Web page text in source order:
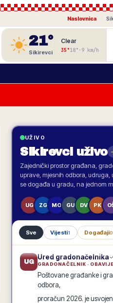
Naslovnica
21°
Sikirevci
Clear
35°18° · 9 km/h
UŽIVO
Sikirevciuživo
Zajednički prostor građana,
uprave, mjesnih odbora, udruga,
se događa u gradu, na jednom
UG ZG MO GU DV PK
Sve Vijesti1 Događaji0
UG
Ured gradonačelnika
GRADONAČELNIK ·
Poštovane građanke i
odbora,
proračun 2026. je